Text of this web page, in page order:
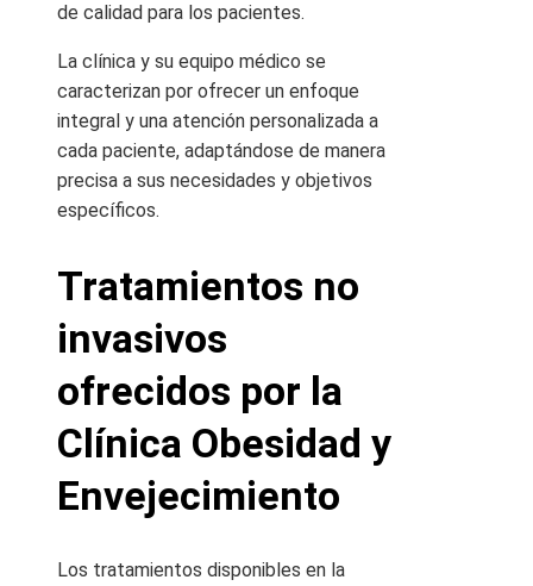
de calidad para los pacientes.
La clínica y su equipo médico se
caracterizan por ofrecer un enfoque
integral y una atención personalizada a
cada paciente, adaptándose de manera
precisa a sus necesidades y objetivos
específicos.
Tratamientos no
invasivos
ofrecidos por la
Clínica Obesidad y
Envejecimiento
Los tratamientos disponibles en la